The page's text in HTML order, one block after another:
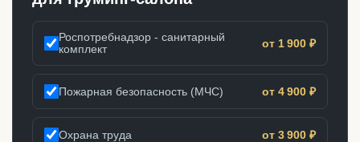
Роспотребнадзор - санитарный
комплект
от 1 900 ₽
Пожарная безопасность (МЧС) от 4 900 ₽
Охрана труда от 3 900 ₽